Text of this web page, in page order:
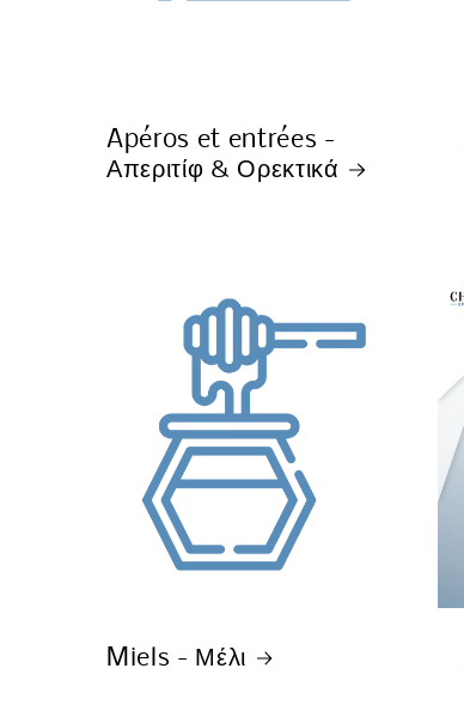
Apéros et entrées -
Απεριτίφ & Ορεκτικά
Miels - Μέλι